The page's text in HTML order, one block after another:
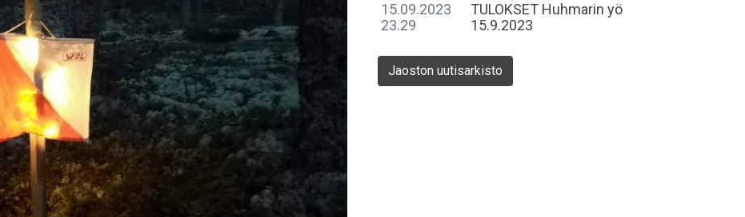
15.09.2023
23.29
TULOKSET Huhmarin yö
15.9.2023
Jaoston uutisarkisto